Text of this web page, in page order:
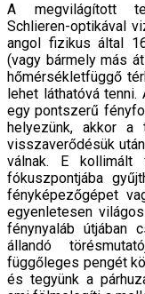
A megvilágított
Schlieren-optikával
angol fizikus által
(vagy bármely más
hőmérsékletfüggő
lehet láthatóvá
egy pontszerű
helyezünk, akkor
visszaverődésük
válnak. E kollimált
fókuszpontjába
fényképezőgépet
egyenletesen
fénynyaláb útjá­ban
állandó
függőleges pengét
és tegyünk a